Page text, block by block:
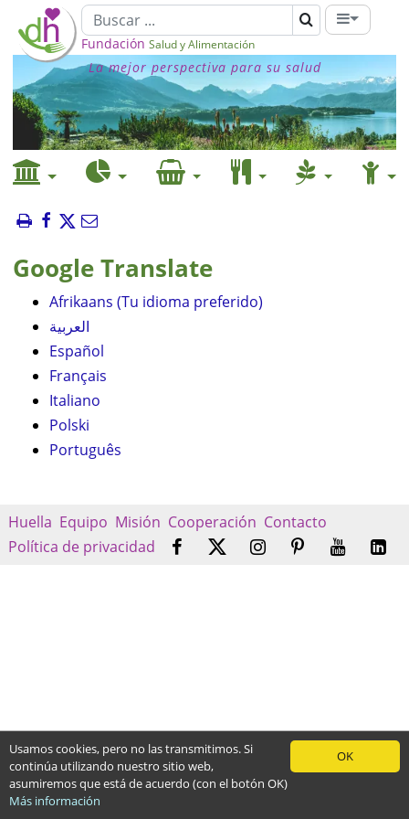
Fundación Salud y Alimentación
La mejor perspectiva para su salud
Google Translate
Afrikaans (Tu idioma preferido)
العربية
Español
Français
Italiano
Polski
Português
Huella Equipo Misión Cooperación Contacto
Política de privacidad
OK
Usamos cookies, pero no las transmitimos. Si
continúa utilizando nuestro sitio web,
asumiremos que está de acuerdo (con el botón OK)
Más información